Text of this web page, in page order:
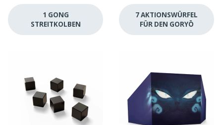
1 GONG
STREITKOLBEN
7 AKTIONSWÜRFEL
FÜR DEN GORYŌ